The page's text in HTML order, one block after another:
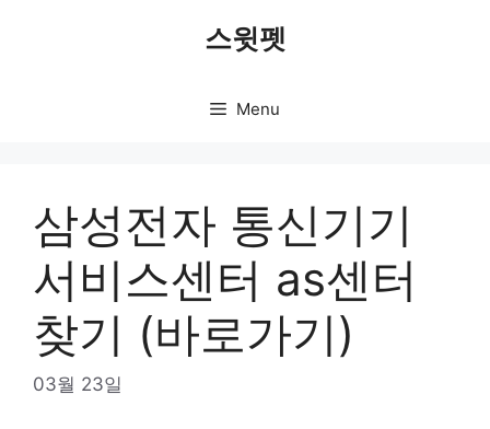
스윗펫
Menu
삼성전자 통신기기
서비스센터 as센터
찾기 (바로가기)
03월 23일